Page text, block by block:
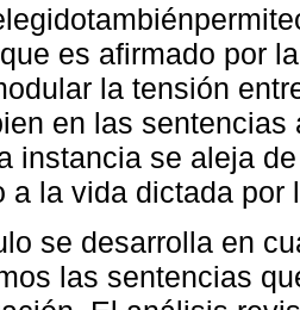
es afirmado por
la tensión
en las
instancia se aleja
a la vida dictada por
se desarrolla en
las sentencias